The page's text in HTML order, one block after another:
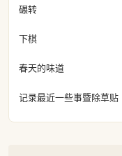
碾转
下棋
春天的味道
记录最近一些事暨除草贴